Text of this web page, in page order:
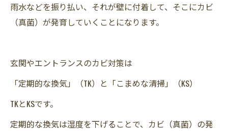
雨水などを振り払い、それが壁に付着して、そこにカビ
（真菌）が発育していくことになります。
玄関やエントランスのカビ対策は
「定期的な換気」（TK）と「こまめな清掃」（KS）
TKとKSです。
定期的な換気は湿度を下げることで、カビ（真菌）の発